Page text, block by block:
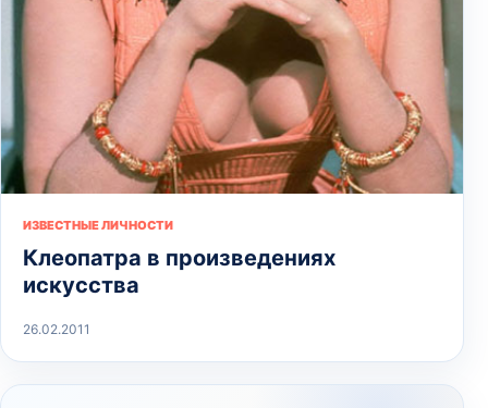
ИЗВЕСТНЫЕ ЛИЧНОСТИ
Клеопатра в произведениях
искусства
26.02.2011